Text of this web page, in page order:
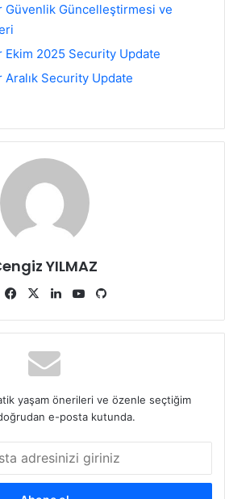
Güvenlik Güncelleştirmesi ve
Ekim 2025 Security Update
Aralık Security Update
YILMAZ
Web
Facebook
X LinkedInYouTube
yaşam önerileri ve özenle seçtiğim
e-posta kutunda.